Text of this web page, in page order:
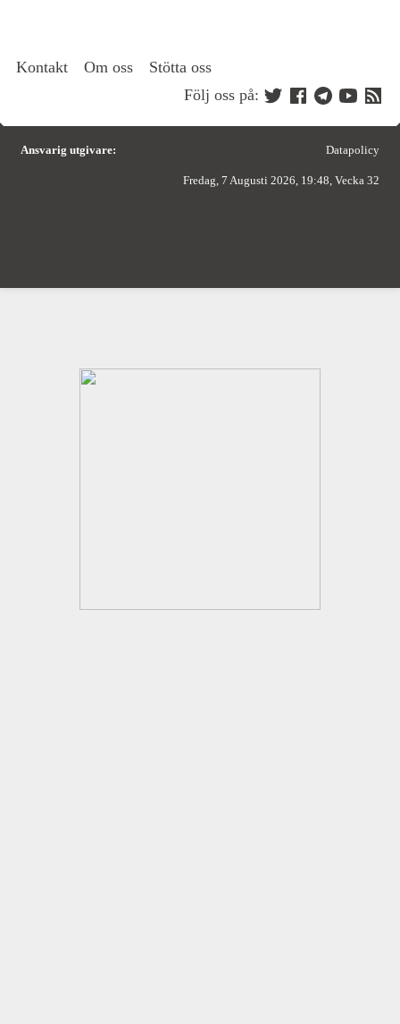
Kontakt Om oss
Stötta oss
Följ oss på:
Ansvarig utgivare: Datapolicy
Fredag, 7 Augusti 2026, 19:48, Vecka 32